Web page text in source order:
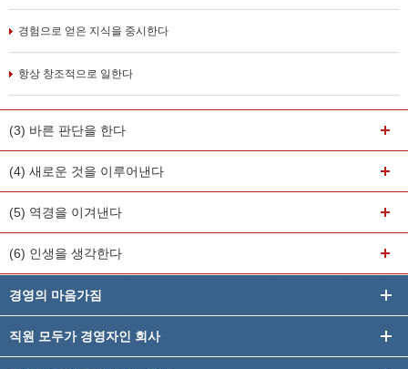
경험으로 얻은 지식을 중시한다
항상 창조적으로 일한다
(3) 바른 판단을 한다
(4) 새로운 것을 이루어낸다
(5) 역경을 이겨낸다
(6) 인생을 생각한다
경영의 마음가짐
직원 모두가 경영자인 회사